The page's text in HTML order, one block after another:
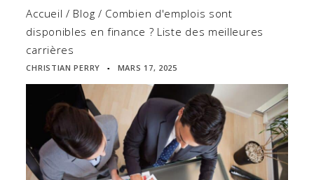
Accueil / Blog / Combien d'emplois sont
disponibles en finance ? Liste des meilleures
carrières
CHRISTIAN PERRY ▪ MARS 17, 2025